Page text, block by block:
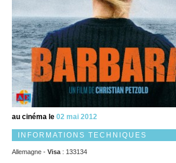
au cinéma le 02 mai 2012
INFORMATIONS TECHNIQUES
Allemagne - Visa : 133134